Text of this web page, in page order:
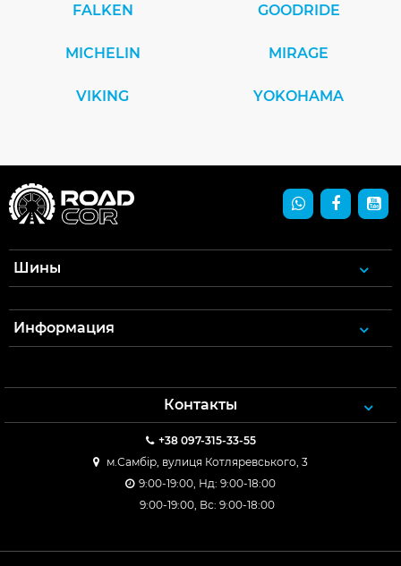
FALKEN GOODRIDE
MICHELIN MIRAGE
VIKING YOKOHAMA
Шины
Информация
Контакты
+38 097-315-33-55
м.Самбір, вулиця Котляревського, 3
9:00-19:00, Нд: 9:00-18:00
9:00-19:00, Вс: 9:00-18:00